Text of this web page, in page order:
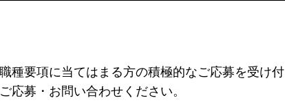
種要項に当てはまる方の積極的なご応募を受け付
応募・お問い合わせください。